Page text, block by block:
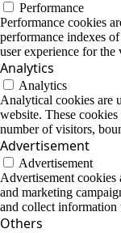
Performance
Performance cookies
performance indexes
user experience for the
Analytics
Analytics
Analytical cookies are
website. These
number of visitors,
Advertisement
Advertisement
Advertisement cookies
and marketing
and collect information
Others